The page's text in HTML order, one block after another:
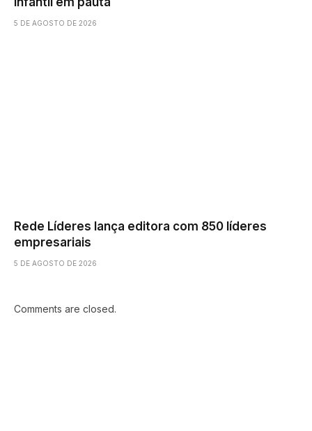
5 DE AGOSTO DE 2026
Rede Líderes lança editora com 850 líderes
empresariais
5 DE AGOSTO DE 2026
Comments are closed.